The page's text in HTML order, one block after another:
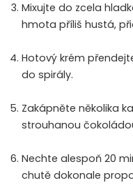
Mixujte do zcela
hmota příliš hustá,
Hotový krém
do spirály.
Zakápněte několika
strouhanou
Nechte alespoň 20
chutě dokonale